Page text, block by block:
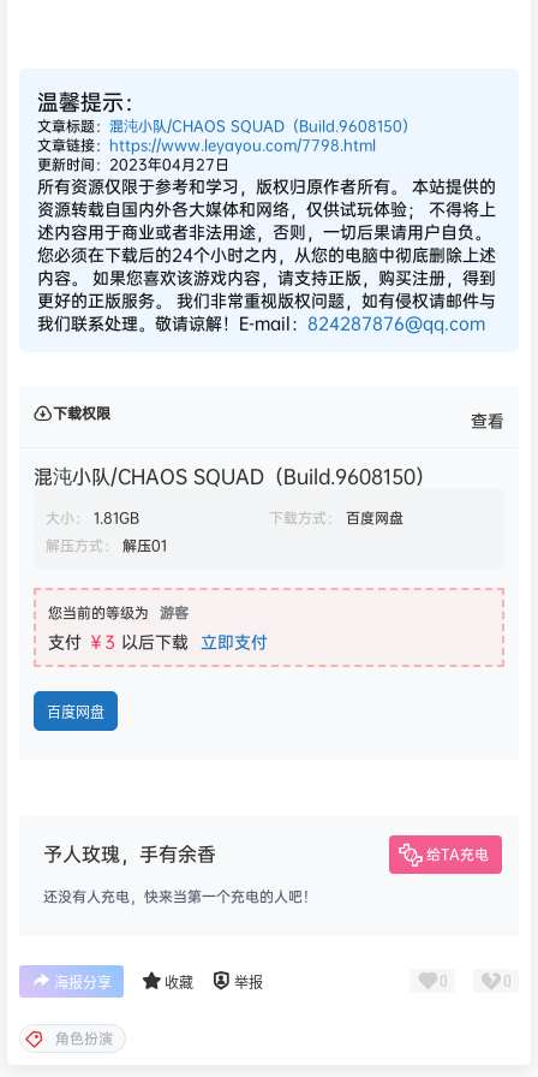
温馨提示：
文章标题： 混沌小队/CHAOS SQUAD（Build.9608150）
文章链接： https://www.leyayou.com/7798.html
更新时间：2023年04月27日
所有资源仅限于参考和学习，版权归原作者所有。 本站提供的
资源转载自国内外各大媒体和网络，仅供试玩体验； 不得将上
述内容用于商业或者非法用途，否则，一切后果请用户自负。
您必须在下载后的24个小时之内，从您的电脑中彻底删除上述
内容。 如果您喜欢该游戏内容，请支持正版，购买注册，得到
更好的正版服务。 我们非常重视版权问题，如有侵权请邮件与
我们联系处理。敬请谅解！E-mail： 824287876@qq.com
下载权限 查看
混沌小队/CHAOS SQUAD（Build.9608150）
大小： 1.81GB 下载方式：
百度网盘
解压方式：
解压01
您当前的等级为 游客
支付 ￥3 以后下载 立即支付
百度网盘
予人玫瑰，手有余香 给TA充电
还没有人充电，快来当第一个充电的人吧！
海报分享 收藏 举报 0 0
角色扮演